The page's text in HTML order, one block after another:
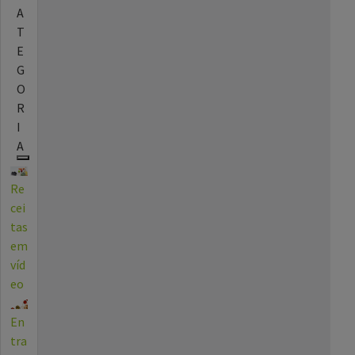
A
T
E
G
O
R
I
A
Re
cei
tas
em
víd
eo
En
tra